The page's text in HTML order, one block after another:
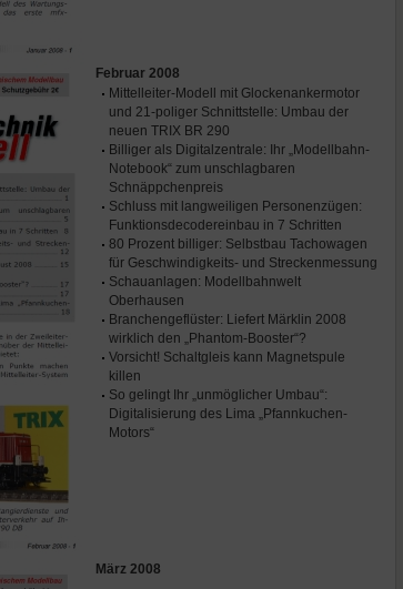
Februar 2008
Mittelleiter-Modell mit Glockenankermotor
und 21-poliger Schnittstelle: Umbau der
neuen TRIX BR 290
Billiger als Digitalzentrale: Ihr „Modellbahn-
Notebook“ zum unschlagbaren
Schnäppchenpreis
Schluss mit langweiligen Personenzügen:
Funktionsdecodereinbau in 7 Schritten
80 Prozent billiger: Selbstbau Tachowagen
für Geschwindigkeits- und Streckenmessung
Schauanlagen: Modellbahnwelt
Oberhausen
Branchengeflüster: Liefert Märklin 2008
wirklich den „Phantom-Booster“?
Vorsicht! Schaltgleis kann Magnetspule
killen
So gelingt Ihr „unmöglicher Umbau“:
Digitalisierung des Lima „Pfannkuchen-
Motors“
März 2008